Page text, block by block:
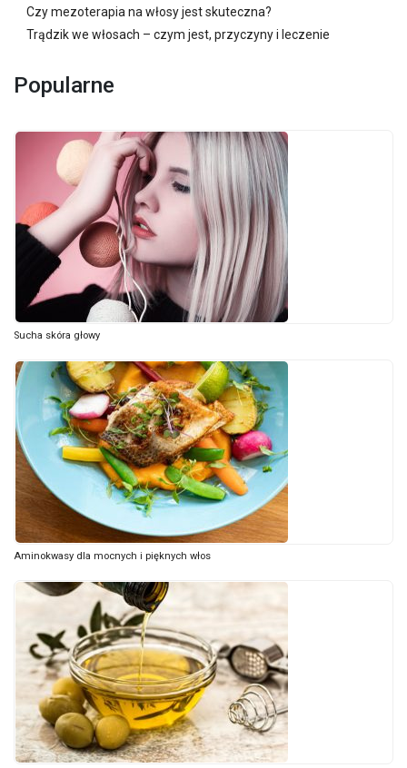
Czy mezoterapia na włosy jest skuteczna?
Trądzik we włosach – czym jest, przyczyny i leczenie
Popularne
Sucha skóra głowy
Aminokwasy dla mocnych i pięknych włos